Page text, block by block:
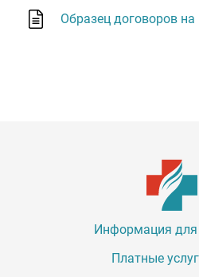
Образец договоров на
Информация для
Платные